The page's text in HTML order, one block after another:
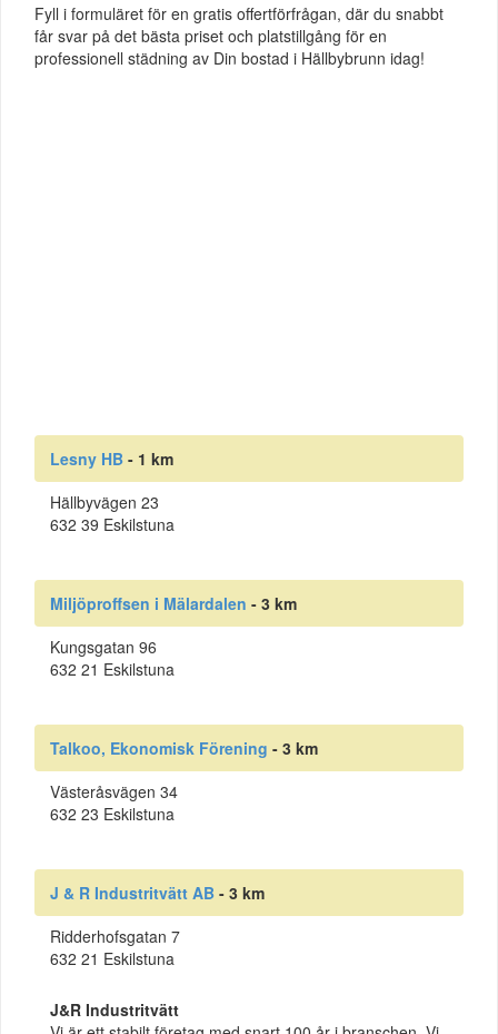
Fyll i formuläret för en gratis offertförfrågan, där du snabbt
får svar på det bästa priset och platstillgång för en
professionell städning av Din bostad i Hällbybrunn idag!
Lesny HB - 1 km
Hällbyvägen 23
632 39 Eskilstuna
Miljöproffsen i Mälardalen - 3 km
Kungsgatan 96
632 21 Eskilstuna
Talkoo, Ekonomisk Förening - 3 km
Västeråsvägen 34
632 23 Eskilstuna
J & R Industritvätt AB - 3 km
Ridderhofsgatan 7
632 21 Eskilstuna
J&R Industritvätt